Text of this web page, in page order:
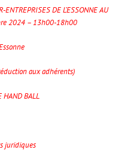
DE L’ESSONNE AU
2024 – 13h00-18h00
aux adhérents)
HAND BALL
juridiques